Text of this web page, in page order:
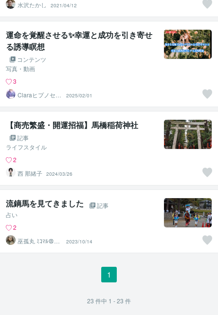
水沢たかし
2021/04/12
運命を覚醒させる✨幸運と成功を引き寄せ
る誘導瞑想
コンテンツ
写真・動画
3
Claraヒプノセラ
ピスト✡カウン
セラー
2025/02/01
【商売繁盛・開運招福】馬橋稲荷神社
記事
ライフスタイル
2
西 那緒子 2024/03/26
流鏑馬を見てきました
記事
占い
2
巫孤丸 ﾐｺﾏﾙ＠霊
感タロット鑑定
師
2023/10/14
1
23 件中 1 - 23 件